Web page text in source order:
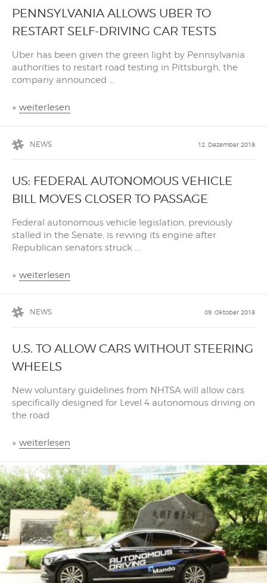
PENNSYLVANIA ALLOWS UBER TO
RESTART SELF-DRIVING CAR TESTS
Uber has been given the green light by Pennsylvania
authorities to restart road testing in Pittsburgh, the
company announced ...
» weiterlesen
NEWS 12. Dezember 2018
US: FEDERAL AUTONOMOUS VEHICLE
BILL MOVES CLOSER TO PASSAGE
Federal autonomous vehicle legislation, previously
stalled in the Senate, is revving its engine after
Republican senators struck ...
» weiterlesen
NEWS 09. Oktober 2018
U.S. TO ALLOW CARS WITHOUT STEERING
WHEELS
New voluntary guidelines from NHTSA will allow cars
specifically designed for Level 4 autonomous driving on
the road
» weiterlesen